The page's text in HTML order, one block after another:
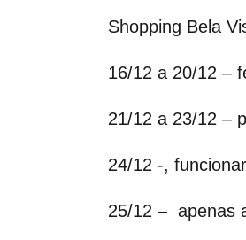
Shopping Bela
16/12 a 20/12 –
21/12 a 23/12 –
24/12 -,
25/12 – apenas